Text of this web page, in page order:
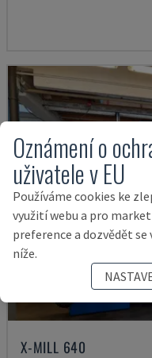
X-MILL 640
Oznámení o
uživatele v EU
Používáme cookies ke
využití webu a pro
preference a dozvědět
níže.